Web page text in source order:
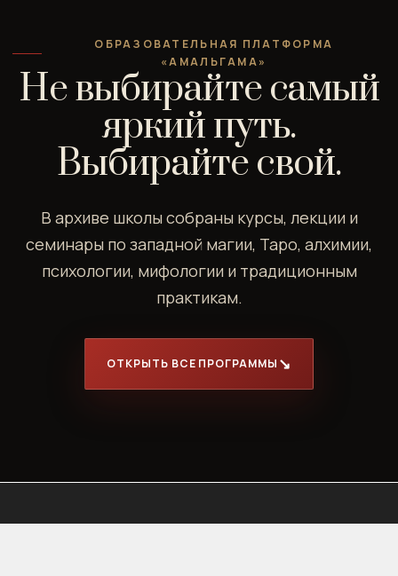
ОБРАЗОВАТЕЛЬНАЯ ПЛАТФОРМА
«АМАЛЬГАМА»
Не выбирайте самый
яркий путь.
Выбирайте свой.
В архиве школы собраны курсы, лекции и
семинары по западной магии, Таро, алхимии,
психологии, мифологии и традиционным
практикам.
ОТКРЫТЬ ВСЕ ПРОГРАММЫ